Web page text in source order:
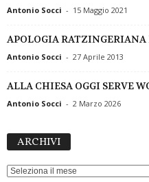
Antonio Socci - 15 Maggio 2021
APOLOGIA RATZINGERIANA
Antonio Socci - 27 Aprile 2013
ALLA CHIESA OGGI SERVE
Antonio Socci - 2 Marzo 2026
ARCHIVI